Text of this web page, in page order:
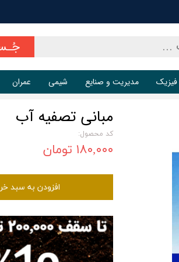
فیزیک مدیریت و صنایع شیمی عمران
مبانی تصفیه آب
کد محصول:
۱۸۰,۰۰۰ تومان
افزودن به سبد